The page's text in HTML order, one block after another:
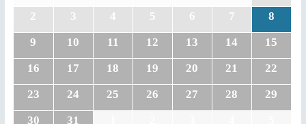
2
3 4 5 6 7
8
9
10 11 12 13 14
15
16
17 18 19 20 21
22
23
24 25 26 27 28
29
30
31